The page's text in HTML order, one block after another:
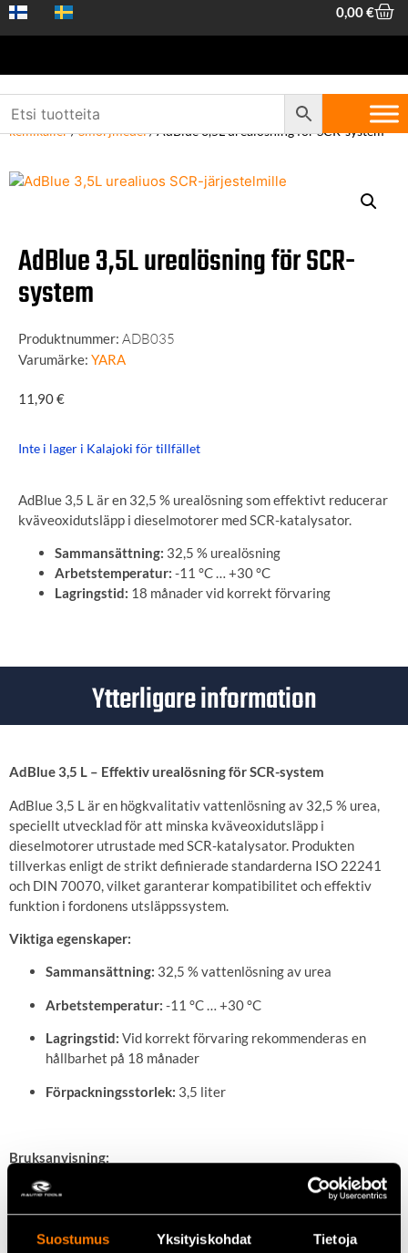
Suostumus Yksityiskohdat Tietoja
0,00€
Hem /Maskiner och verktyg
kemikalier/Smörjmedel/ AdBlue 3,5L urealösning för SCR-system
AdBlue 3,5L urealösning för SCR-
system
Produktnummer: ADB035
Varumärke: YARA
11,90€
Inte i lager i Kalajoki för tillfället
AdBlue 3,5 L är en 32,5 % urealösning som effektivt reducerar
kväveoxidutsläpp i dieselmotorer med SCR-katalysator.
Sammansättning: 32,5 % urealösning
Arbetstemperatur: -11 °C … +30 °C
Lagringstid: 18 månader vid korrekt förvaring
Ytterligare information
AdBlue 3,5 L – Effektiv urealösning för SCR-system
AdBlue 3,5 L är en högkvalitativ vattenlösning av 32,5 % urea,
speciellt utvecklad för att minska kväveoxidutsläpp i
dieselmotorer utrustade med SCR-katalysator. Produkten
tillverkas enligt de strikt definierade standarderna ISO 22241
och DIN 70070, vilket garanterar kompatibilitet och effektiv
funktion i fordonens utsläppssystem.
Viktiga egenskaper:
Sammansättning: 32,5 % vattenlösning av urea
Arbetstemperatur: -11 °C … +30 °C
Lagringstid: Vid korrekt förvaring rekommenderas en
hållbarhet på 18 månader
Förpackningsstorlek: 3,5 liter
Bruksanvisning:
AdBlue ska förvaras skyddat från direkt solljus och undvikas att
lagras i alltför kalla eller varma temperaturer. Vid korrekt
förvaring är den rekommenderade hållbarheten 18 månader.